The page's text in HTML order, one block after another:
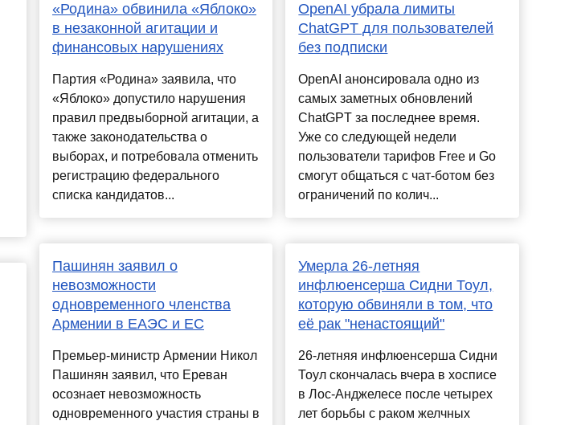
«Родина» обвинила «Яблоко»
в незаконной агитации и
финансовых нарушениях
Партия «Родина» заявила, что
«Яблоко» допустило нарушения
правил предвыборной агитации, а
также законодательства о
выборах, и потребовала отменить
регистрацию федерального
списка кандидатов...
Пашинян заявил о
невозможности
одновременного членства
Армении в ЕАЭС и ЕС
Премьер-министр Армении Никол
Пашинян заявил, что Ереван
осознает невозможность
одновременного участия страны в
OpenAI убрала лимиты
ChatGPT для пользователей
без подписки
OpenAI анонсировала одно из
самых заметных обновлений
ChatGPT за последнее время.
Уже со следующей недели
пользователи тарифов Free и Go
смогут общаться с чат-ботом без
ограничений по колич...
Умерла 26-летняя
инфлюенсерша Сидни Тоул,
которую обвиняли в том, что
её рак "ненастоящий"
26-летняя инфлюенсерша Сидни
Тоул скончалась вчера в хосписе
в Лос-Анджелесе после четырех
лет борьбы с раком желчных